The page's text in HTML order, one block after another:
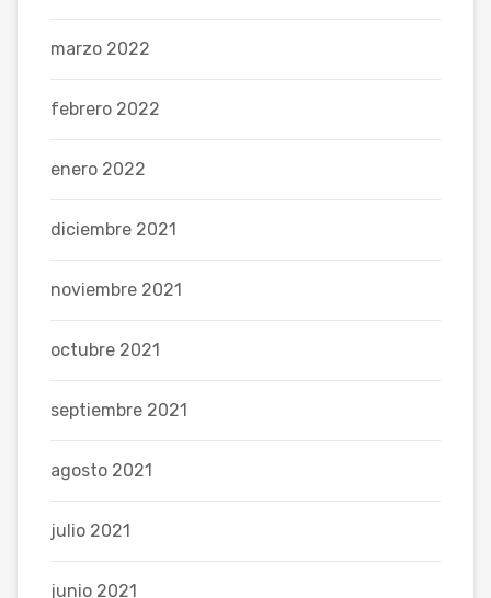
marzo 2022
febrero 2022
enero 2022
diciembre 2021
noviembre 2021
octubre 2021
septiembre 2021
agosto 2021
julio 2021
junio 2021